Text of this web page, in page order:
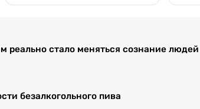
реально стало меняться сознание людей
безалкогольного пива